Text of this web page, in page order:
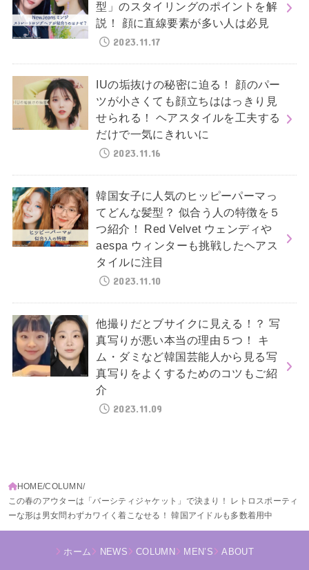
型」のスタイリングのポイントを解
説！ 顔に直線要素が多い人は必見
2023.11.17
IUの垢抜けの秘密に迫る！ 顔のパー
ツが小さくても顔立ちははっきり見
せられる！ ヘアスタイルを工夫する
だけで一気にきれいに
2023.11.16
韓国女子に人気のヒッピーパーマっ
てどんな髪型？ 似合う人の特徴を５
つ紹介！ Red Velvet ウェンディや
aespa ウィンターも挑戦したヘアス
タイルに注目
2023.11.10
他撮りだとブサイクに見える！？ 写
真写りが悪い本当の理由５つ！ キ
ム・ダミなど韓国芸能人から見る写
真写りをよくするためのコツもご紹
介
2023.11.09
HOME COLUMN
この春のアウターは「バーシティジャケット」で決まり！ レトロスポーティ
ーな形は男女問わずカワイく着こなせる！ 韓国アイドルも多数着用中
ホーム NEWS COLUMN MEN’S ABOUT